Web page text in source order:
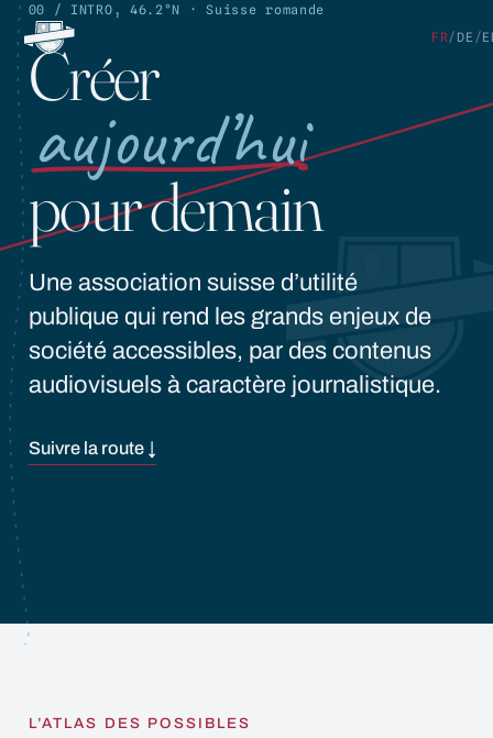
FR/ DE /
00 / INTRO, 46.2°N · Suisse romande
Créer
aujourd’hui
pour demain
Une association suisse d’utilité
publique qui rend les grands enjeux de
société accessibles, par des contenus
audiovisuels à caractère journalistique.
Suivre la route ↓
L’ATLAS DES POSSIBLES